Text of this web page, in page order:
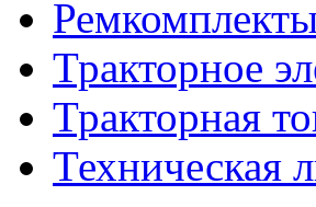
Тракторное
Тракторная
Техническая